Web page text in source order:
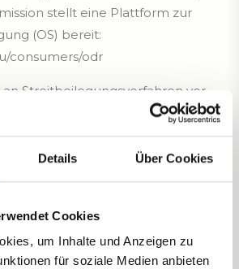
Details Über Cookies
Cookies
um Inhalte und Anzeigen zu
für soziale Medien anbieten
stellt eine Plattform zur
(OS) bereit:
consumers/odr
Streitbeilegungsverfahren vor
sind wir gemäß § 7 Abs.1 TMG für
Seiten nach den
verantwortlich. Nach §§ 8 bis 10